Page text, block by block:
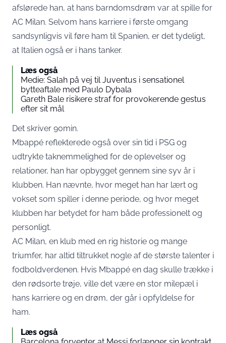
afslørede han, at hans barndomsdrøm var at spille for
AC Milan. Selvom hans karriere i første omgang
sandsynligvis vil føre ham til Spanien, er det tydeligt,
at Italien også er i hans tanker.
Læs også
Medie: Salah på vej til Juventus i sensationel
bytteaftale med Paulo Dybala
Gareth Bale risikere straf for provokerende gestus
efter sit mål
Det skriver 90min.
Mbappé reflekterede også over sin tid i PSG og
udtrykte taknemmelighed for de oplevelser og
relationer, han har opbygget gennem sine syv år i
klubben. Han nævnte, hvor meget han har lært og
vokset som spiller i denne periode, og hvor meget
klubben har betydet for ham både professionelt og
personligt.
AC Milan, en klub med en rig historie og mange
triumfer, har altid tiltrukket nogle af de største talenter i
fodboldverdenen. Hvis Mbappé en dag skulle trække i
den rødsorte trøje, ville det være en stor milepæl i
hans karriere og en drøm, der går i opfyldelse for
ham.
Læs også